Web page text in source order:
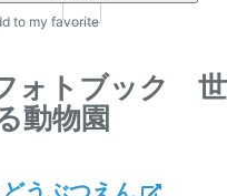
to my favorite
ォトブック 世
動物園